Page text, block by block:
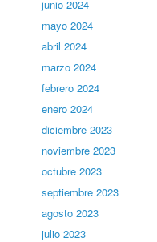
junio 2024
mayo 2024
abril 2024
marzo 2024
febrero 2024
enero 2024
diciembre 2023
noviembre 2023
octubre 2023
septiembre 2023
agosto 2023
julio 2023